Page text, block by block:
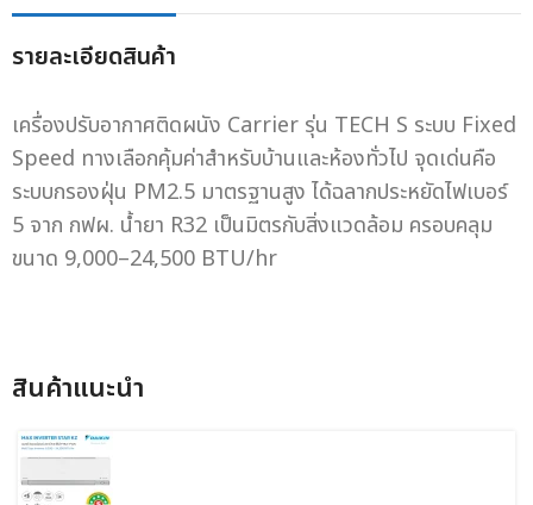
รายละเอียดสินค้า
เครื่องปรับอากาศติดผนัง Carrier รุ่น TECH S ระบบ Fixed
Speed ทางเลือกคุ้มค่าสำหรับบ้านและห้องทั่วไป จุดเด่นคือ
ระบบกรองฝุ่น PM2.5 มาตรฐานสูง ได้ฉลากประหยัดไฟเบอร์
5 จาก กฟผ. น้ำยา R32 เป็นมิตรกับสิ่งแวดล้อม ครอบคลุม
ขนาด 9,000–24,500 BTU/hr
สินค้าแนะนํา